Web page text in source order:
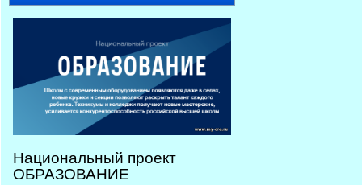
Национальный проект
ОБРАЗОВАНИЕ